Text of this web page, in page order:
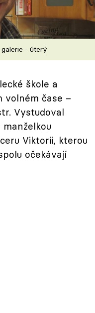
galerie - úterý
škole a
volném čase –
Vystudoval
Viktorii, kterou
očekávají